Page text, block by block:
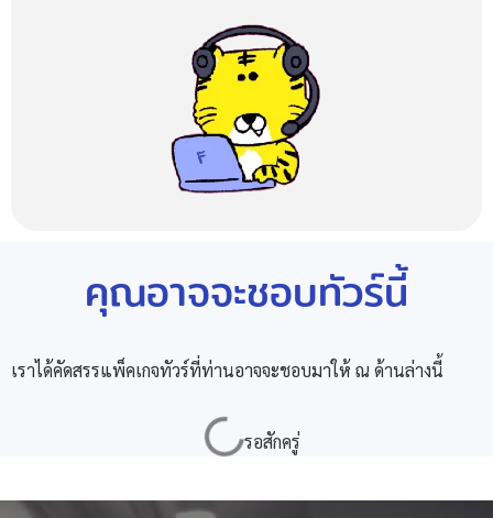
คุณอาจจะชอบทัวร์นี้
เราได้คัดสรรแพ็คเกจทัวร์ที่ท่านอาจจะชอบมาให้ ณ ด้านล่างนี้